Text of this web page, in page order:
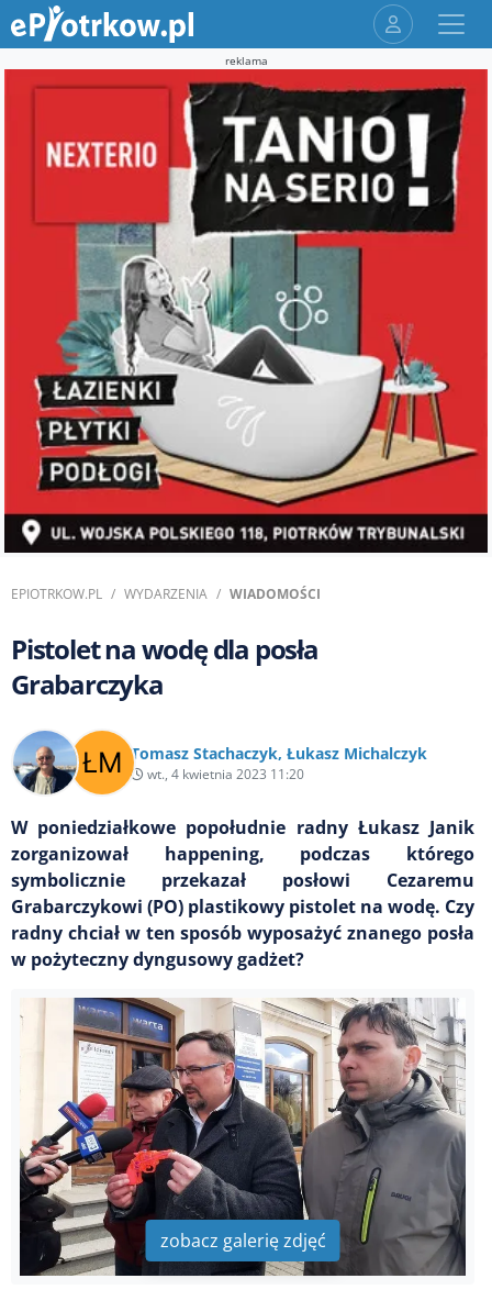
reklama
EPIOTRKOW.PL WYDARZENIA WIADOMOŚCI
Pistolet na wodę dla posła
Grabarczyka
Tomasz Stachaczyk, Łukasz Michalczyk
wt., 4 kwietnia 2023 11:20
W poniedziałkowe popołudnie radny Łukasz Janik
zorganizował happening, podczas którego
symbolicznie przekazał posłowi Cezaremu
Grabarczykowi (PO) plastikowy pistolet na wodę. Czy
radny chciał w ten sposób wyposażyć znanego posła
w pożyteczny dyngusowy gadżet?
zobacz galerię zdjęć